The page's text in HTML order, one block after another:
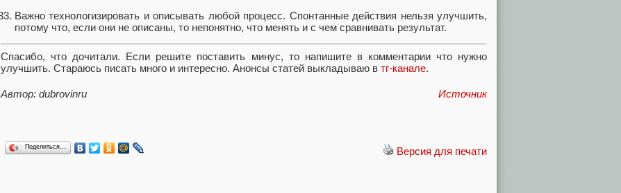
Важно технологизировать и описывать любой процесс. Спонтанные действия нельзя улучшить,
потому что, если они не описаны, то непонятно, что менять и с чем сравнивать результат.
Спасибо, что дочитали. Если решите поставить минус, то напишите в комментарии что нужно
улучшить. Стараюсь писать много и интересно. Анонсы статей выкладываю в тг-канале.
Автор: dubrovinru Источник
Версия для печати
Поделиться…